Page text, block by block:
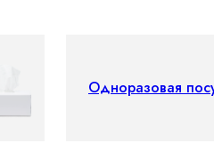
Одноразовая